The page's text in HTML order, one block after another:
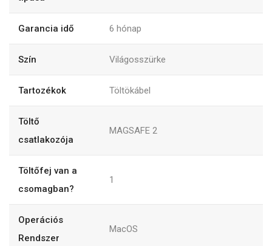
Garancia idő 6 hónap
Szín Világosszürke
Tartozékok Töltökábel
Töltő
csatlakozója
MAGSAFE 2
Töltőfej van a
csomagban?
1
Operációs
Rendszer
MacOS